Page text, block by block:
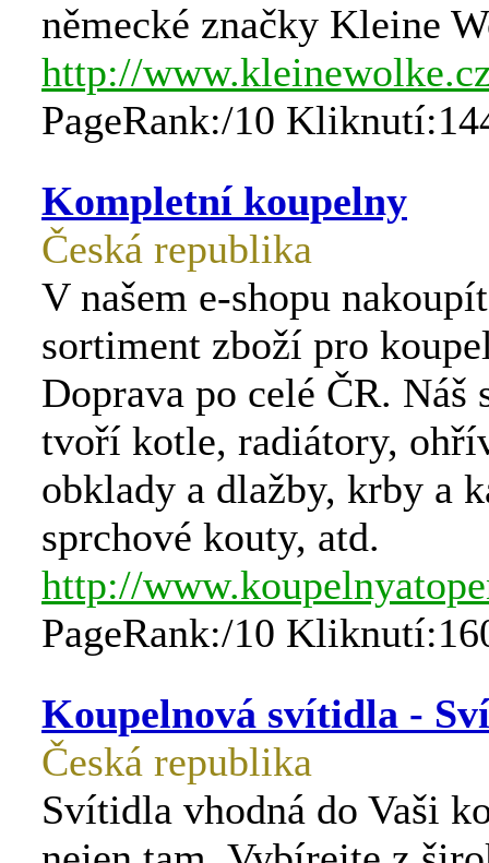
německé značky Kleine
http://
PageRank:/10
Kompletní koupelny
Česká republika
V našem e-shopu
sortiment zboží pro
Doprava po celé ČR. Náš
tvoří kotle, radiátory,
obklady a dlažby, krby a
sprchové kouty, atd.
http://
PageRank:/10
Koupelnová svítidla -
Česká republika
Svítidla vhodná do Vaši